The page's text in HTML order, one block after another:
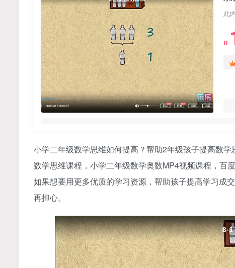
此
R
小学二年级数学思维如何提高？帮助2年级孩子提高数
数学思维课程，小学二年级数学奥数MP4视频课程，百度
如果想要用更多优质的学习资源，帮助孩子提高学习成
再担心。